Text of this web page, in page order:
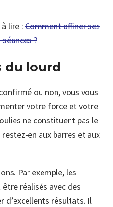
lire : Comment affiner ses
?
du lourd
ou non, vous vous
votre force et votre
ne constituent pas le
en aux barres et aux
Par exemple, les
réalisés avec des
d’excellents résultats. Il